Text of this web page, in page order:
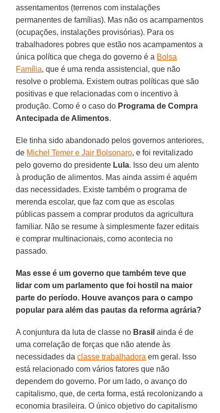
assentamentos (terrenos com instalações
permanentes de famílias). Mas não os acampamentos
(ocupações, instalações provisórias). Para os
trabalhadores pobres que estão nos acampamentos a
única política que chega do governo é a Bolsa
Família, que é uma renda assistencial, que não
resolve o problema. Existem outras políticas que são
positivas e que relacionadas com o incentivo à
produção. Como é o caso do Programa de Compra
Antecipada de Alimentos.
Ele tinha sido abandonado pelos governos anteriores,
de Michel Temer e Jair Bolsonaro, e foi revitalizado
pelo governo do presidente Lula. Isso deu um alento
à produção de alimentos. Mas ainda assim é aquém
das necessidades. Existe também o programa de
merenda escolar, que faz com que as escolas
públicas passem a comprar produtos da agricultura
familiar. Não se resume à simplesmente fazer editais
e comprar multinacionais, como acontecia no
passado.
Mas esse é um governo que também teve que
lidar com um parlamento que foi hostil na maior
parte do período. Houve avanços para o campo
popular para além das pautas da reforma agrária?
A conjuntura da luta de classe no Brasil ainda é de
uma correlação de forças que não atende às
necessidades daclasse trabalhadora em geral. Isso
está relacionado com vários fatores que não
dependem do governo. Por um lado, o avanço do
capitalismo, que, de certa forma, está recolonizando a
economia brasileira. O único objetivo do capitalismo